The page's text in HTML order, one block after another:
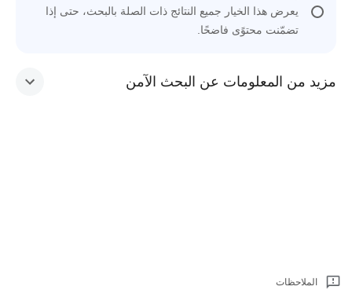
يعرض هذا الخيار جميع النتائج ذات الصلة بالبحث، حتى إذا
تضمّنت محتوًى فاضحًا.
مزيد من المعلومات عن البحث الآمن
الملاحظات